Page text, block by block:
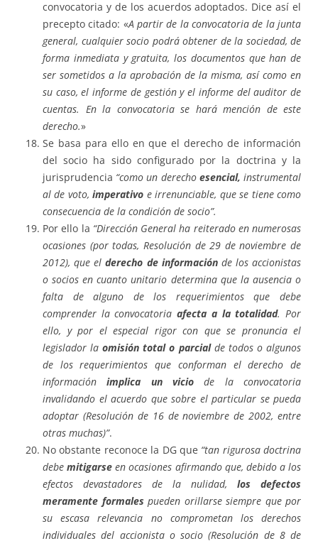
convocatoria y de los acuerdos adoptados. Dice así el
precepto citado: «A partir de la convocatoria de la junta
general, cualquier socio podrá obtener de la sociedad, de
forma inmediata y gratuita, los documentos que han de
ser sometidos a la aprobación de la misma, así como en
su caso, el informe de gestión y el informe del auditor de
cuentas. En la convocatoria se hará mención de este
derecho.»
Se basa para ello en que el derecho de información
del socio ha sido configurado por la doctrina y la
jurisprudencia “como un derecho esencial, instrumental
al de voto,imperativo e irrenunciable, que se tiene como
consecuencia de la condición de socio”.
Por ello la “Dirección General ha reiterado en numerosas
ocasiones (por todas, Resolución de 29 de noviembre de
2012), que elderecho de informaciónde los accionistas
o socios en cuanto unitario determina que la ausencia o
falta de alguno de los requerimientos que debe
comprender la convocatoriaafecta a la totalidad. Por
ello, y por el especial rigor con que se pronuncia el
legislador laomisión total o parcialde todos o algunos
de los requerimientos que conforman el derecho de
informaciónimplica un vicio de la convocatoria
invalidando el acuerdo que sobre el particular se pueda
adoptar (Resolución de 16 de noviembre de 2002, entre
otras muchas)”.
No obstante reconoce la DG que “tan rigurosa doctrina
debemitigarse en ocasiones afirmando que, debido a los
efectos devastadores de la nulidad, los defectos
meramente formales pueden orillarse siempre que por
su escasa relevancia no comprometan los derechos
individuales del accionista o socio (Resolución de 8 de